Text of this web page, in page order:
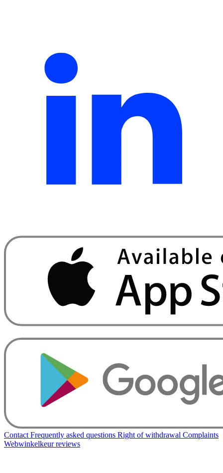
Contact Frequently asked questions Right of withdrawal Complaints
Webwinkelkeur reviews